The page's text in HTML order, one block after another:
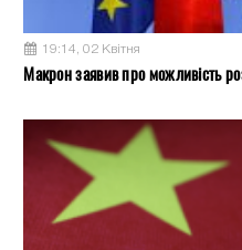
19:14, 02 Квітня
Макрон заявив про можливість